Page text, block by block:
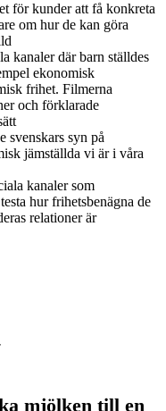
för kunder att få konkreta
om hur de kan göra
kanaler där barn ställdes
ekonomisk
frihet. Filmerna
och förklarade
svenskars syn på
jämställda vi är i våra
kanaler som
hur frihetsbenägna de
relationer är
mjölken till en